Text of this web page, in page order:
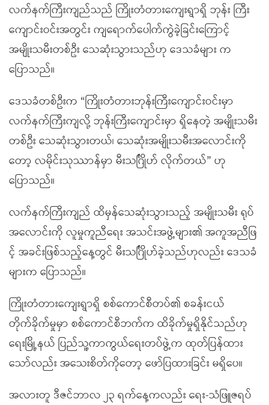
လက်နက်ကြီးကျည်သည် ကြိုးတံတားကျေးရွာရှိ ဘုန်း ကြီး
ကျောင်းဝင်းအတွင်း ကျရောက်ပေါက်ကွဲခဲ့ခြင်းကြောင့်
အမျိုးသမီးတစ်ဦး သေဆုံးသွားသည်ဟု ဒေသခံများ က
ပြောသည်။
ဒေသခံတစ်ဦးက “ကြိုးတံတားဘုန်းကြီးကျောင်းဝင်းမှာ
လက်နက်ကြီးကျလို့ ဘုန်းကြီးကျောင်းမှာ ရှိနေတဲ့ အမျိုးသမီး
တစ်ဦး သေဆုံးသွားတယ်၊ သေဆုံးအမျိုးသမီးအလောင်းကို
တော့ လမိုင်းသုဿာန်မှာ မီးသင်္ဂြိုဟ် လိုက်တယ်” ဟု
ပြောသည်။
လက်နက်ကြီးကျည် ထိမှန်သေဆုံးသွားသည့် အမျိုးသမီး ရုပ်
အလောင်းကို လူမှုကူညီရေး အသင်းအဖွဲ့များ၏ အကူအညီဖြ
င့် အခင်းဖြစ်သည့်နေ့တွင် မီးသင်္ဂြိုဟ်ခဲ့သည်ဟုလည်း ဒေသခံ
များက ပြောသည်။
ကြိုးတံတားကျေးရွာရှိ စစ်ကောင်စီတပ်၏ စခန်းငယ်
တိုက်ခိုက်မှုမှာ စစ်ကောင်စီဘက်က ထိခိုက်မှုရှိနိုင်သည်ဟု
ရေးမြို့နယ် ပြည်သူ့ကာကွယ်ရေးတပ်ဖွဲ့က ထုတ်ပြန်ထား
သော်လည်း အသေးစိတ်ကိုတော့ ဖော်ပြထားခြင်း မရှိပေ။
အလားတူ ဒီဇင်ဘာလ ၂၃ ရက်နေ့ကလည်း ရေး-သံဖြူဇရပ်